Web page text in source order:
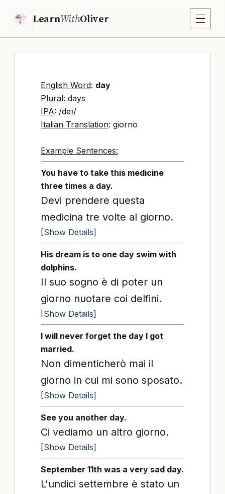
LearnWithOliver
English Word: day
Plural: days
IPA: /deɪ/
Italian Translation: giorno
Example Sentences:
You have to take this medicine
three times a day.
Devi prendere questa
medicina tre volte al giorno.
[Show Details]
His dream is to one day swim with
dolphins.
Il suo sogno è di poter un
giorno nuotare coi delfini.
[Show Details]
I will never forget the day I got
married.
Non dimenticherò mai il
giorno in cui mi sono sposato.
[Show Details]
See you another day.
Ci vediamo un altro giorno.
[Show Details]
September 11th was a very sad day.
L'undici settembre è stato un